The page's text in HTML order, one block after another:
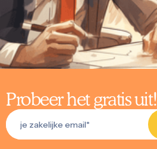
Probeer het gratis uit!